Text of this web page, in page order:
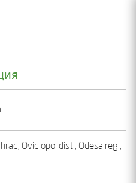
Ovidiopol dist., Odesa reg.,